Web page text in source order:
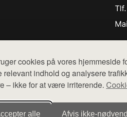
cookies på vores hjemmeside
relevant indhold og analysere
– ikke for at være irriterende.
alle Afvis
webshops. Der sælges ikke varer